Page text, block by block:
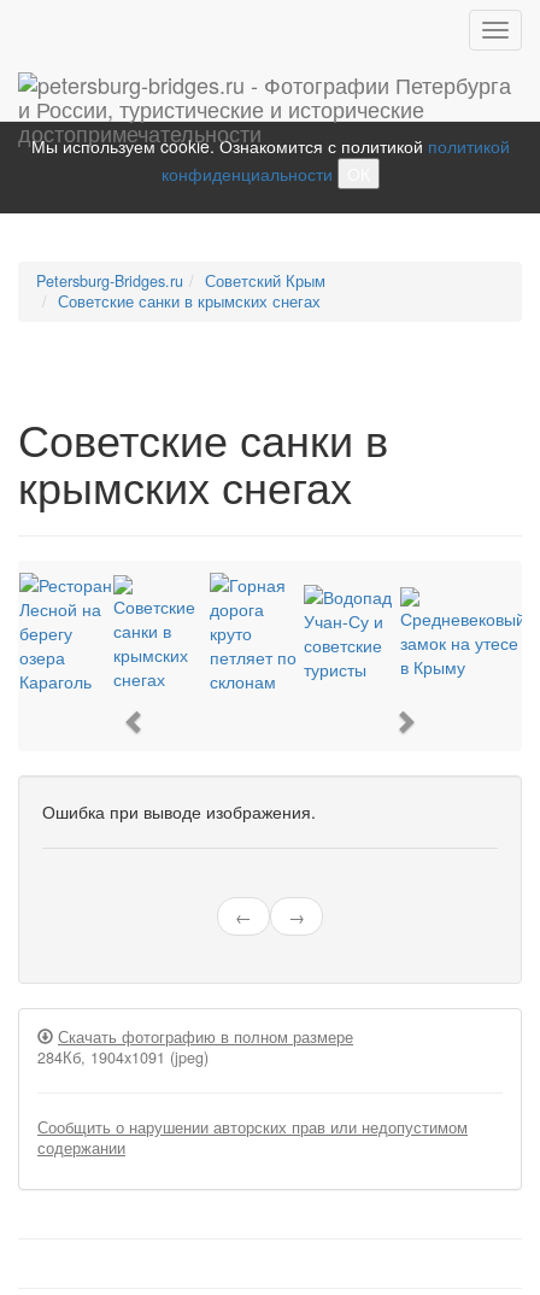
Мы используем cookie. Ознакомится с политикой политикой
конфиденциальности
Petersburg-Bridges.ru
Советский Крым
Советские санки в крымских снегах
Советские санки в
крымских снегах
Ошибка при выводе изображения.
← →
Скачать фотографию в полном размере
284Кб, 1904x1091 (jpeg)
Сообщить о нарушении авторских прав или недопустимом
содержании